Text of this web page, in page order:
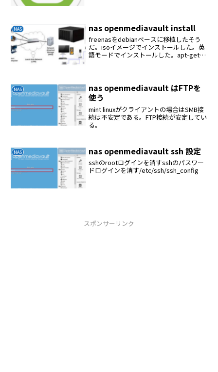
NAS nas openmediavault install
freenasをdebianベースに移植したそう
だ。isoイメージでインストールした。英
語モードでインストールした。apt-get
NAS
nas openmediavault はFTPを
使う
mint linuxがクライアントの場合はSMB接
続は不安定である。FTP接続が安定してい
る。
NAS nas openmediavault ssh 設定
sshのrootログインを消すsshのパスワー
ドログインを消す/etc/ssh/ssh_config
スポンサーリンク